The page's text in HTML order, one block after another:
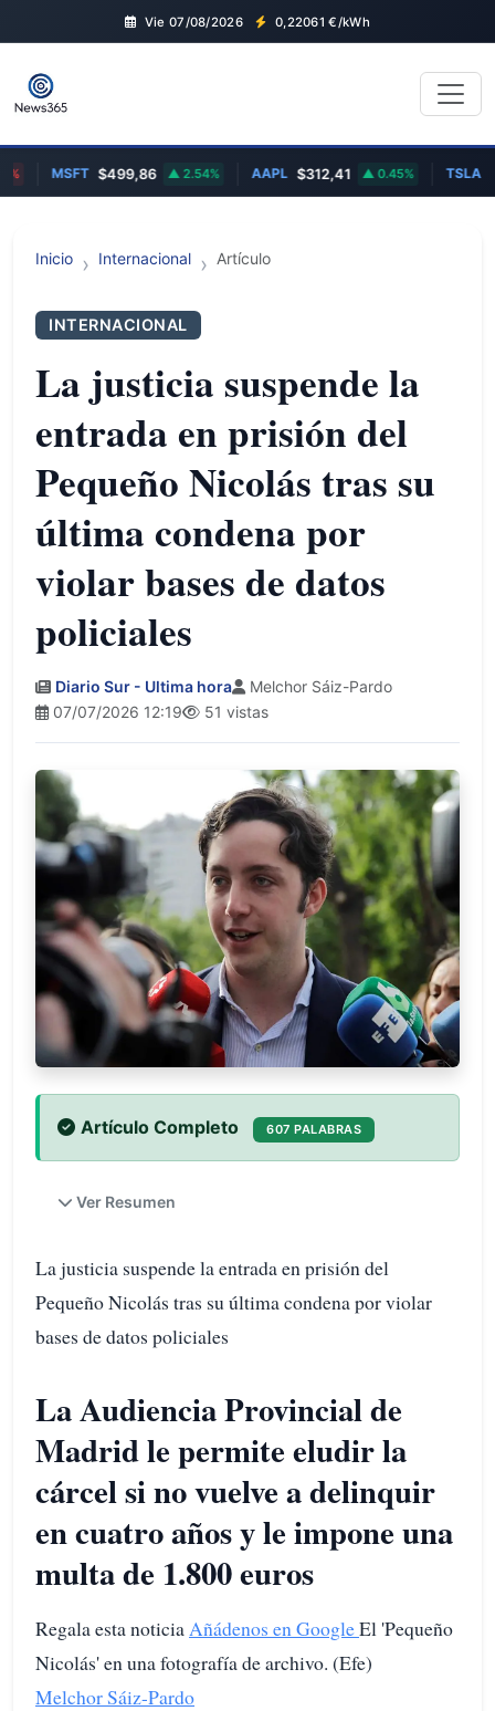
Vie 07/08/2026 0,22061 €/kWh
MSFT $499,86 2.54% AAPL $312,41 0.45% TSLA
Inicio Internacional Artículo
INTERNACIONAL
La justicia suspende la
entrada en prisión del
Pequeño Nicolás tras su
última condena por
violar bases de datos
policiales
Diario Sur - Ultima hora
Melchor Sáiz-Pardo
07/07/2026 12:19
51 vistas
Artículo Completo 607 PALABRAS
Ver Resumen
La justicia suspende la entrada en prisión del
Pequeño Nicolás tras su última condena por violar
bases de datos policiales
La Audiencia Provincial de
Madrid le permite eludir la
cárcel si no vuelve a delinquir
en cuatro años y le impone una
multa de 1.800 euros
Regala esta noticia Añádenos en GoogleEl 'Pequeño
Nicolás' en una fotografía de archivo. (Efe)
Melchor Sáiz-Pardo